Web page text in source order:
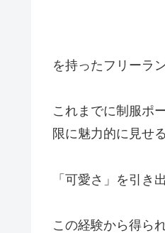
を持ったフリーラ
これまでに制服ポ
限に魅力的に見せ
「可愛さ」を引き
この経験から得ら